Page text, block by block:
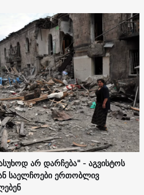
არ დარჩება" - აგვისტოს
საელჩოები ერთობლივ